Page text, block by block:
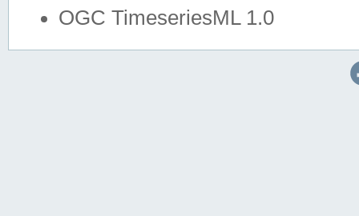
OGC TimeseriesML 1.0